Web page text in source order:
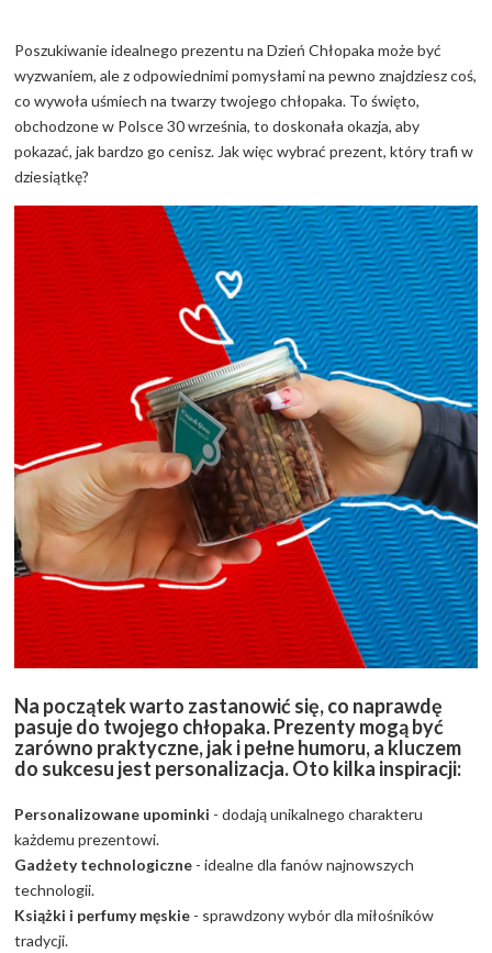
Poszukiwanie idealnego prezentu na Dzień Chłopaka może być
wyzwaniem, ale z odpowiednimi pomysłami na pewno znajdziesz coś,
co wywoła uśmiech na twarzy twojego chłopaka. To święto,
obchodzone w Polsce 30 września, to doskonała okazja, aby
pokazać, jak bardzo go cenisz. Jak więc wybrać prezent, który trafi w
dziesiątkę?
Na początek warto zastanowić się, co naprawdę
pasuje do twojego chłopaka. Prezenty mogą być
zarówno praktyczne, jak i pełne humoru, a kluczem
do sukcesu jest personalizacja. Oto kilka inspiracji:
Personalizowane upominki - dodają unikalnego charakteru
każdemu prezentowi.
Gadżety technologiczne - idealne dla fanów najnowszych
technologii.
Książki i perfumy męskie - sprawdzony wybór dla miłośników
tradycji.